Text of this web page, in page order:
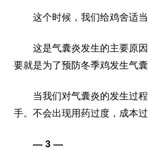
这个时候，我们给鸡舍适当
这是气囊炎发生的主要原因
要就是为了预防冬季鸡发生气囊
当我们对气囊炎的发生过程
手。不会出现用药过度，成本
— 3 —